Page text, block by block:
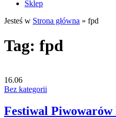
Sklep
Jesteś w Strona główna » fpd
Tag: fpd
16.06
Bez kategorii
Festiwal Piwowarów